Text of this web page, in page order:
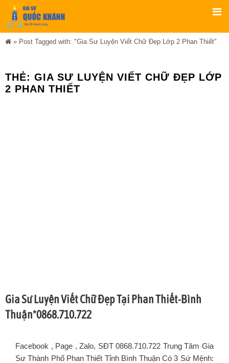
» Post Tagged with: "Gia Sư Luyện Viết Chữ Đẹp Lớp 2 Phan Thiết"
THẺ: GIA SƯ LUYỆN VIẾT CHỮ ĐẸP LỚP
2 PHAN THIẾT
Gia Sư Luyện Viết Chữ Đẹp Tại Phan Thiết-Bình
Thuận*0868.710.722
Facebook , Page , Zalo, SĐT 0868.710.722 Trung Tâm Gia
Sư Thành Phố Phan Thiết Tỉnh Bình Thuận Có 3 Sứ Mệnh: